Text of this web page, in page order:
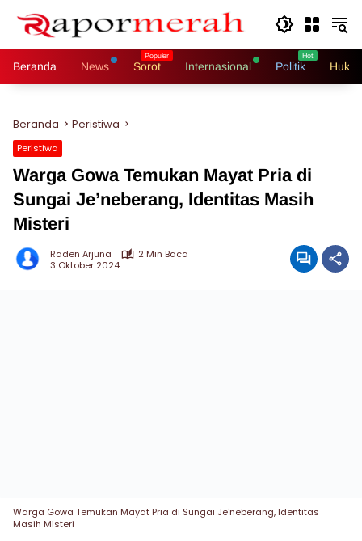
Beranda News Sorot Internasional Politik
Beranda Peristiwa
Peristiwa
Warga Gowa Temukan Mayat Pria di
Sungai Je’neberang, Identitas Masih
Misteri
Raden Arjuna
2 Min Baca
3 Oktober 2024
Warga Gowa Temukan Mayat Pria di Sungai Je'neberang, Identitas
Masih Misteri